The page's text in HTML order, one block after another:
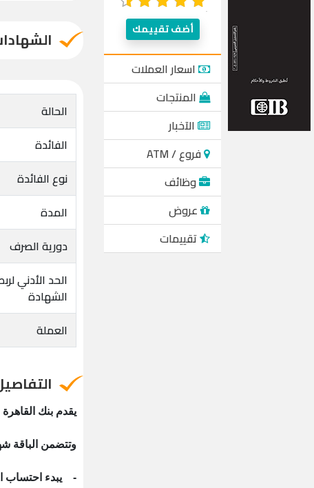
أضف تقييمك
اسعار العملات
المنتجات
الآخبار
فروع / ATM
وظائف
عروض
تقييمات
الحالة
الفائدة
نوع الفائدة
المدة
دورية الصرف
الحد الأدني
الشهادة
العملة
يقدم بنك
وتتضمن الباقة
- يبدء احتساب